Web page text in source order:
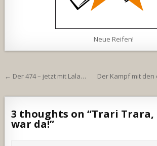
Neue Reifen!
Beitragsnavigation
← Der 474 – jetzt mit Lala… Der Kampf mit
3 thoughts on “Trari Trara,
war da!”